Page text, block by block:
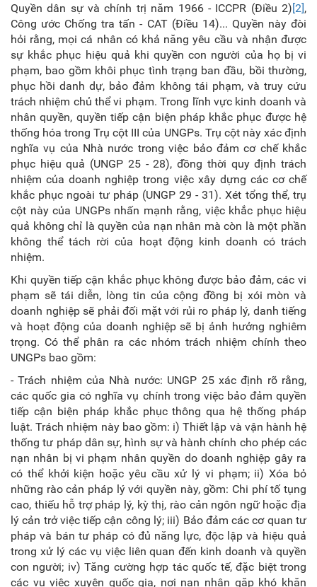
Quyền dân sự và chính trị năm 1966 - ICCPR (Điều 2)[2],
Công ước Chống tra tấn - CAT (Điều 14)... Quyền này đòi
hỏi rằng, mọi cá nhân có khả năng yêu cầu và nhận được
sự khắc phục hiệu quả khi quyền con người của họ bị vi
phạm, bao gồm khôi phục tình trạng ban đầu, bồi thường,
phục hồi danh dự, bảo đảm không tái phạm, và truy cứu
trách nhiệm chủ thể vi phạm. Trong lĩnh vực kinh doanh và
nhân quyền, quyền tiếp cận biện pháp khắc phục được hệ
thống hóa trong Trụ cột III của UNGPs. Trụ cột này xác định
nghĩa vụ của Nhà nước trong việc bảo đảm cơ chế khắc
phục hiệu quả (UNGP 25 - 28), đồng thời quy định trách
nhiệm của doanh nghiệp trong việc xây dựng các cơ chế
khắc phục ngoài tư pháp (UNGP 29 - 31). Xét tổng thể, trụ
cột này của UNGPs nhấn mạnh rằng, việc khắc phục hiệu
quả không chỉ là quyền của nạn nhân mà còn là một phần
không thể tách rời của hoạt động kinh doanh có trách
nhiệm.
Khi quyền tiếp cận khắc phục không được bảo đảm, các vi
phạm sẽ tái diễn, lòng tin của cộng đồng bị xói mòn và
doanh nghiệp sẽ phải đối mặt với rủi ro pháp lý, danh tiếng
và hoạt động của doanh nghiệp sẽ bị ảnh hưởng nghiêm
trọng. Có thể phân ra các nhóm trách nhiệm chính theo
UNGPs bao gồm:
- Trách nhiệm của Nhà nước: UNGP 25 xác định rõ rằng,
các quốc gia có nghĩa vụ chính trong việc bảo đảm quyền
tiếp cận biện pháp khắc phục thông qua hệ thống pháp
luật. Trách nhiệm này bao gồm: i) Thiết lập và vận hành hệ
thống tư pháp dân sự, hình sự và hành chính cho phép các
nạn nhân bị vi phạm nhân quyền do doanh nghiệp gây ra
có thể khởi kiện hoặc yêu cầu xử lý vi phạm; ii) Xóa bỏ
những rào cản pháp lý với quyền này, gồm: Chi phí tố tụng
cao, thiếu hỗ trợ pháp lý, kỳ thị, rào cản ngôn ngữ hoặc địa
lý cản trở việc tiếp cận công lý; iii) Bảo đảm các cơ quan tư
pháp và bán tư pháp có đủ năng lực, độc lập và hiệu quả
trong xử lý các vụ việc liên quan đến kinh doanh và quyền
con người; iv) Tăng cường hợp tác quốc tế, đặc biệt trong
các vụ việc xuyên quốc gia, nơi nạn nhân gặp khó khăn